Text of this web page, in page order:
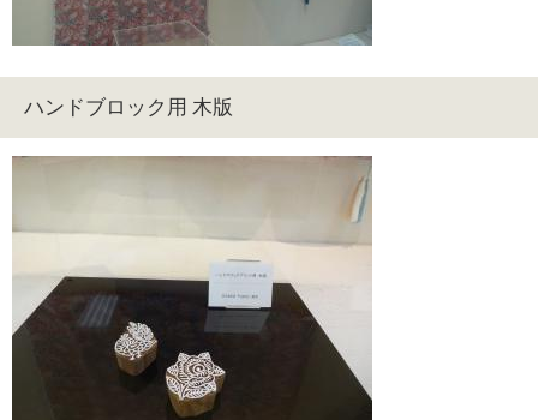
ハンドブロック用 木版